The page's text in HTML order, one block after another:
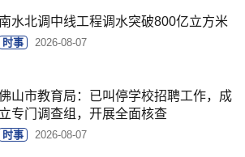
南水北调中线工程调水突破800亿立方米
时事 2026-08-07
山市教育局：已叫停学校招聘工作，成
立专门调查组，开展全面核查
时事 2026-08-07